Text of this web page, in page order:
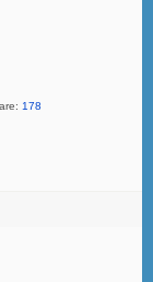
178